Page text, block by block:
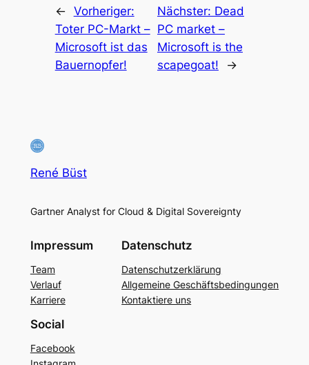
← Vorheriger:
Toter PC-Markt –
Microsoft ist das
Bauernopfer!
Nächster: Dead
PC market –
Microsoft is the
scapegoat!
→
René Büst
Gartner Analyst for Cloud & Digital Sovereignty
Impressum
Team
Verlauf
Karriere
Datenschutz
Datenschutzerklärung
Allgemeine Geschäftsbedingungen
Kontaktiere uns
Social
Facebook